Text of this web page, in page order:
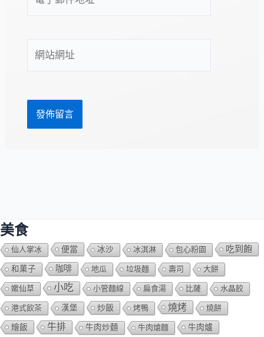
子
地
站
美食
仙人掌冰 便當 冰沙 冰淇淋 包心粉園 吃到飽
和菓子 咖啡 地瓜 垃圾麵 壽司 大餅
嫰仙草 小吃 小管麵線 扁食湯 比薩 水晶餃
港式飲茶 漢堡 炒飯 烤鴨 燒烤 燒餅
燴飯 牛排 牛肉炒麵 牛肉熗麵 牛肉爐